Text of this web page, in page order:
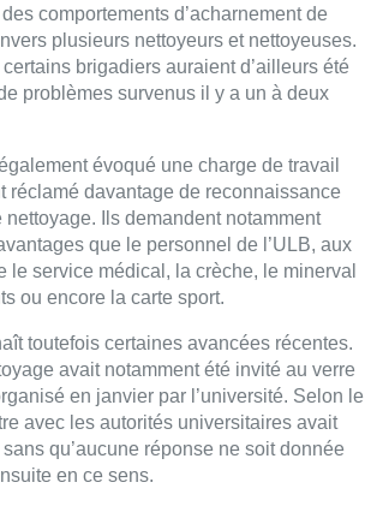
toutefois certaines avancées récentes.
avait notamment été invité au verre
en janvier par l’université. Selon le
avec les autorités universitaires avait
qu’aucune réponse ne soit donnée
en ce sens.
jours après une
de l’eau au
glycol